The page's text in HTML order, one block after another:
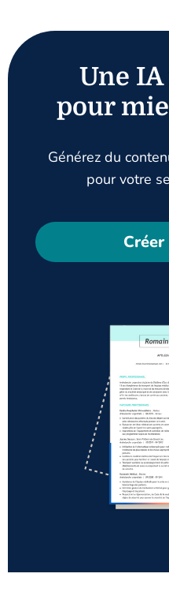
Une
pour
Générez du
pour votre